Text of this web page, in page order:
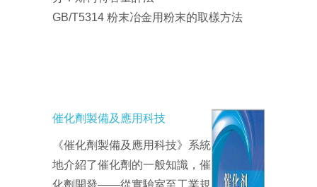
GB/T5314 粉末冶金用粉末的取樣方法
催化劑製備及應用科技
《催化劑製備及應用科技》系統
地介紹了催化劑的一般知識，催